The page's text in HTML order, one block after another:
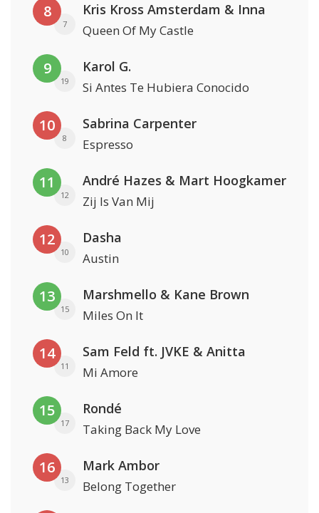
8
7
Kris Kross Amsterdam & Inna
Queen Of My Castle
9
19
Karol G.
Si Antes Te Hubiera Conocido
10
8
Sabrina Carpenter
Espresso
11
12
André Hazes & Mart Hoogkamer
Zij Is Van Mij
12
10
Dasha
Austin
13
15
Marshmello & Kane Brown
Miles On It
14
11
Sam Feld ft. JVKE & Anitta
Mi Amore
15
17
Rondé
Taking Back My Love
16
13
Mark Ambor
Belong Together